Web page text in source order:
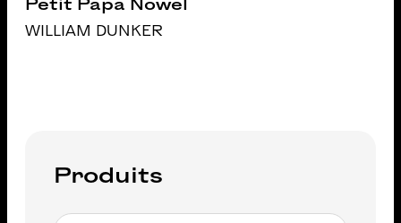
Petit Papa Nowel
WILLIAM DUNKER
Produits